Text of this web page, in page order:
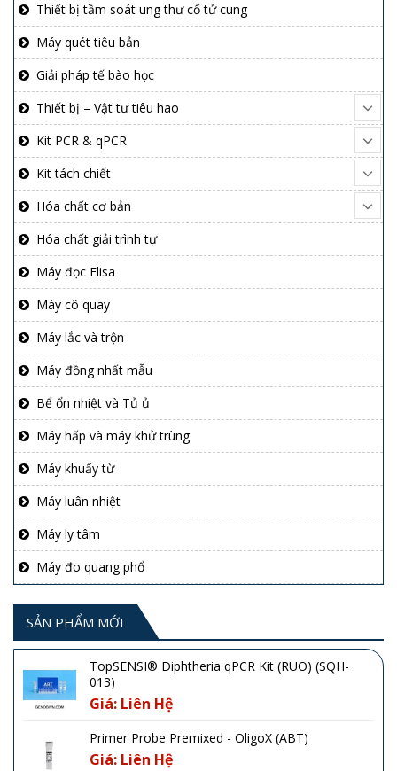
Thiết bị tầm soát ung thư cổ tử cung
Máy quét tiêu bản
Giải pháp tế bào học
Thiết bị – Vật tư tiêu hao
Kit PCR & qPCR
Kit tách chiết
Hóa chất cơ bản
Hóa chất giải trình tự
Máy đọc Elisa
Máy cô quay
Máy lắc và trộn
Máy đồng nhất mẫu
Bể ổn nhiệt và Tủ ủ
Máy hấp và máy khử trùng
Máy khuấy từ
Máy luân nhiệt
Máy ly tâm
Máy đo quang phổ
SẢN PHẨM MỚI
TopSENSI® Diphtheria qPCR Kit (RUO) (SQH-
013)
Giá: Liên Hệ
Primer Probe Premixed - OligoX (ABT)
Giá: Liên Hệ